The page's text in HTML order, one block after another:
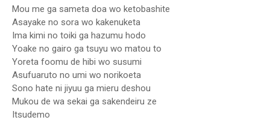
Mou me ga sameta doa wo ketobashite
Asayake no sora wo kakenuketa
Ima kimi no toiki ga hazumu hodo
Yoake no gairo ga tsuyu wo matou to
Yoreta foomu de hibi wo susumi
Asufuaruto no umi wo norikoeta
Sono hate ni jiyuu ga mieru deshou
Mukou de wa sekai ga sakendeiru ze
Itsudemo